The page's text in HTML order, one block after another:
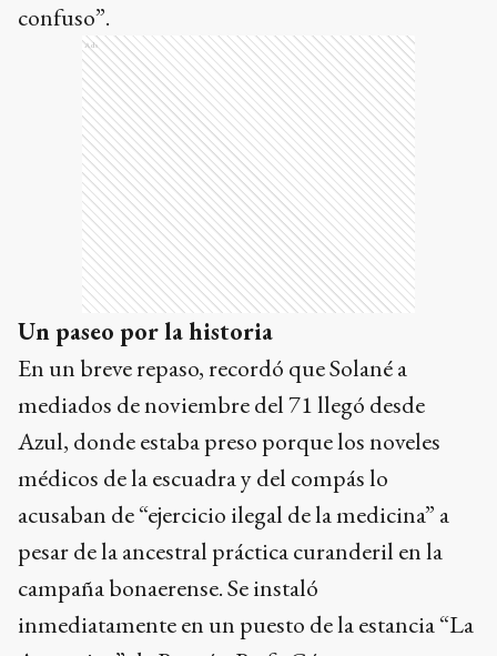
confuso”.
Ads
Un paseo por la historia
En un breve repaso, recordó que Solané a
mediados de noviembre del 71 llegó desde
Azul, donde estaba preso porque los noveles
médicos de la escuadra y del compás lo
acusaban de “ejercicio ilegal de la medicina” a
pesar de la ancestral práctica curanderil en la
campaña bonaerense. Se instaló
inmediatamente en un puesto de la estancia “La